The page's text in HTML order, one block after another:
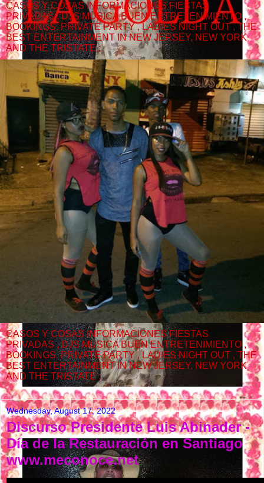
CASOS Y COSAS INFORMACIONES FIESTAS
PRIVADAS , DJS MUSICA BUEN ENTRETENIMIENTO ,
BOOKINGS. PRIVATE PARTY , LADIES NIGHT OUT , THE
BEST ENTERTAINMENT IN NEW JERSEY, NEW YORK
AND THE TRISTATE ;
CASOS Y COSAS INFORMACIONES FIESTAS
PRIVADAS , DJS MUSICA BUEN ENTRETENIMIENTO ,
BOOKINGS. PRIVATE PARTY , LADIES NIGHT OUT , THE
BEST ENTERTAINMENT IN NEW JERSEY, NEW YORK
AND THE TRISTATE ;
Wednesday, August 17, 2022
Discurso Presidente Luis Abinader -
Día de la Restauración en Santiago
www.meconoce.net